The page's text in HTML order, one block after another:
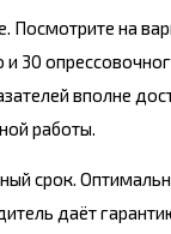
Посмотрите на
и 30
вполне
работы.
срок.
даёт